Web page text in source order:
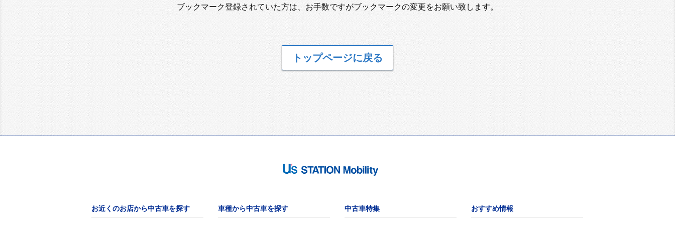
ブックマーク登録されていた方は、お手数ですがブックマークの変更をお願い致します。
トップページに戻る
お近くのお店から中古車を探す 車種から中古車を探す 中古車特集 おすすめ情報